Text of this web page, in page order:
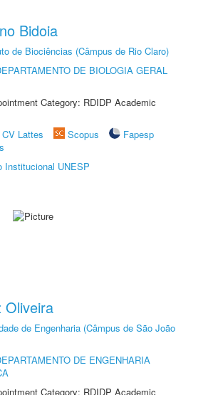
Bidoia
de Biociências (Câmpus de Rio Claro)
DE BIOLOGIA GERAL
Category: RDIDP Academic
CV Lattes Scopus
Fapesp
Institucional UNESP
Oliveira
de Engenharia (Câmpus de São João
DE ENGENHARIA
Category: RDIDP Academic